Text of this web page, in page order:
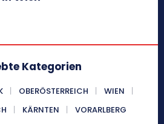
Kategorien
OBERÖSTERREICH
WIEN
KÄRNTEN VORARLBERG